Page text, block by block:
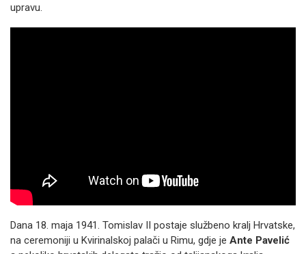
upravu.
Dana 18. maja 1941. Tomislav II postaje službeno kralj Hrvatske,
na ceremoniji u Kvirinalskoj palači u Rimu, gdje je Ante Pavelić